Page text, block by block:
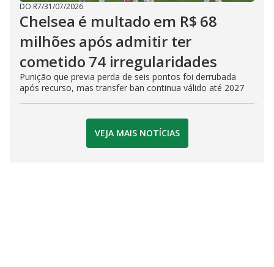
DO R7/31/07/2026
Chelsea é multado em R$ 68
milhões após admitir ter
cometido 74 irregularidades
Punição que previa perda de seis pontos foi derrubada
após recurso, mas transfer ban continua válido até 2027
VEJA MAIS NOTÍCIAS